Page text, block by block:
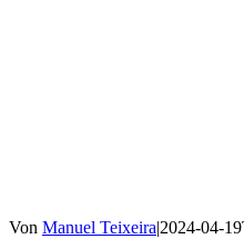
Von Manuel Teixeira|2024-04-